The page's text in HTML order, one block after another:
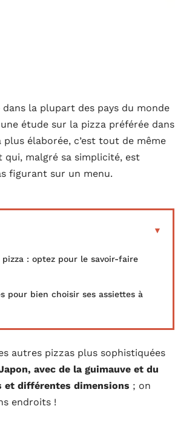
dans la plupart des pays du monde
étude sur la pizza préférée dans
plus élaborée, c’est tout de même
qui, malgré sa simplicité, est
figurant sur un menu.
pizza : optez pour le savoir-faire
pour bien choisir ses assiettes à
autres pizzas plus sophistiquées
avec de la guimauve et du
et différentes dimensions ; on
endroits !